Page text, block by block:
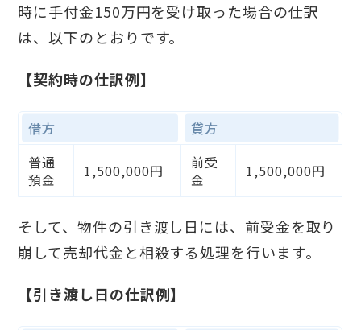
時に手付金150万円を受け取った場合の仕訳
は、以下のとおりです。
【契約時の仕訳例】
借方
貸方
普通
預金
1,500,000円
前受
金
1,500,000円
そして、物件の引き渡し日には、前受金を取り
崩して売却代金と相殺する処理を行います。
【引き渡し日の仕訳例】